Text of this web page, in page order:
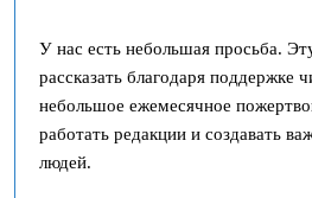
У нас есть небольшая просьба.
рассказать благодаря поддержке
небольшое ежемесячное
работать редакции и создавать
людей.